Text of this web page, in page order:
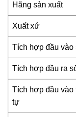
Hãng sản xuất
Xuất xứ
Tích hợp đầu vào
Tích hợp đầu ra
Tích hợp đầu vào
tự